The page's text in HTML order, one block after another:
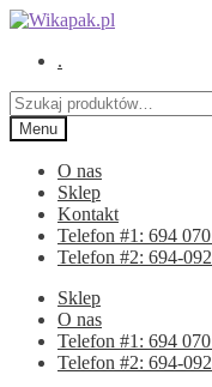
Przejdź
nawigacji
Przejdź
treści
.
Szukaj:
Menu
O nas
Sklep
Kontakt
Telefon #1: 694
Telefon #2: 694-
Sklep
O nas
Telefon #1: 694
Telefon #2: 694-